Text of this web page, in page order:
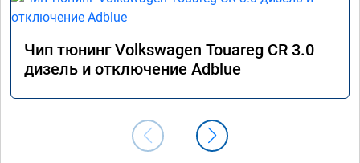
Чип тюнинг Volkswagen Touareg CR 3.0
дизель и отключение Adblue